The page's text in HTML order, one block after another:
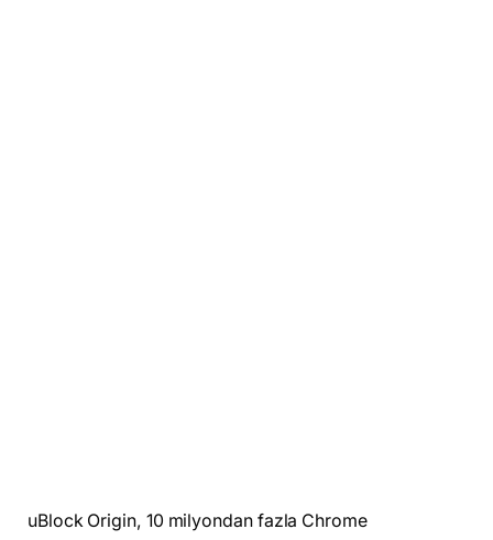
uBlock Origin, 10 milyondan fazla Chrome